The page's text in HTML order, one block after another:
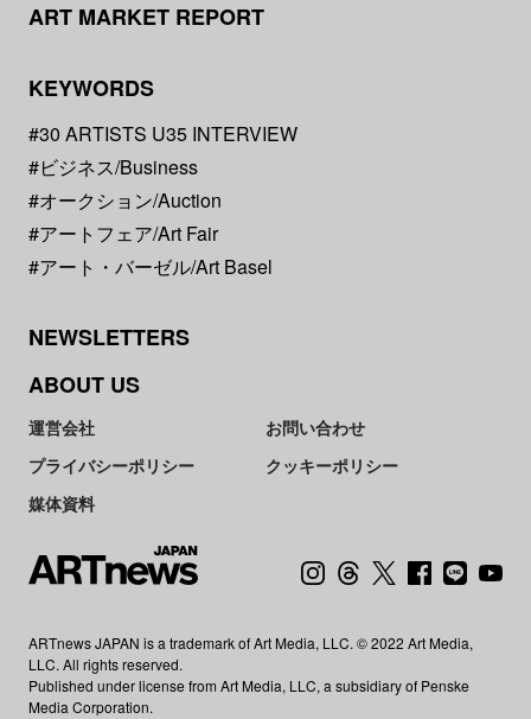
ART MARKET REPORT
KEYWORDS
#30 ARTISTS U35 INTERVIEW
#ビジネス/Business
#オークション/Auction
#アートフェア/Art Fair
#アート・バーゼル/Art Basel
NEWSLETTERS
ABOUT US
運営会社
お問い合わせ
プライバシーポリシー
クッキーポリシー
媒体資料
ARTnews JAPAN is a trademark of Art Media, LLC. © 2022 Art Media,
LLC. All rights reserved.
Published under license from Art Media, LLC, a subsidiary of Penske
Media Corporation.